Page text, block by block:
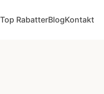
Top RabatterBlogKontakt